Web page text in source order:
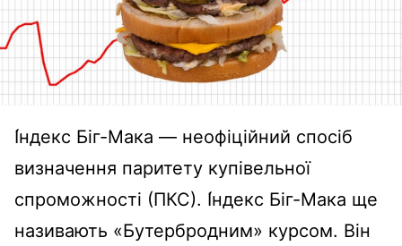
І́ндекс Біг-Мака — неофіційний спосіб
визначення паритету купівельної
спроможності (ПКС). І́ндекс Біг-Мака ще
називають «Бутербродним» курсом. Він